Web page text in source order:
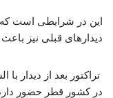
این در شرایطی است که
دیدارهای قبلی نیز
تراکتور بعد از دیدار با
در کشور قطر حضور